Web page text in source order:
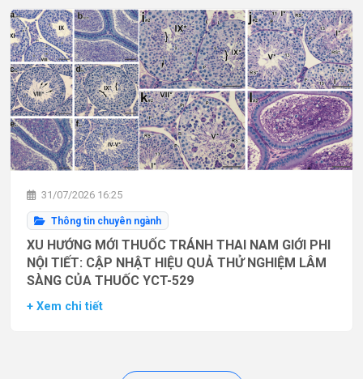
31/07/2026 16:25
Thông tin chuyên ngành
XU HƯỚNG MỚI THUỐC TRÁNH THAI NAM GIỚI PHI
NỘI TIẾT: CẬP NHẬT HIỆU QUẢ THỬ NGHIỆM LÂM
SÀNG CỦA THUỐC YCT-529
+ Xem chi tiết